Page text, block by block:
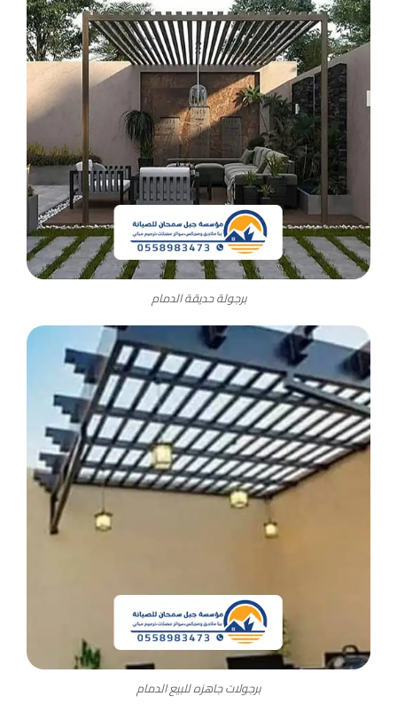
برجولة حديقة الدمام
برجولات جاهزه للبيع الدمام